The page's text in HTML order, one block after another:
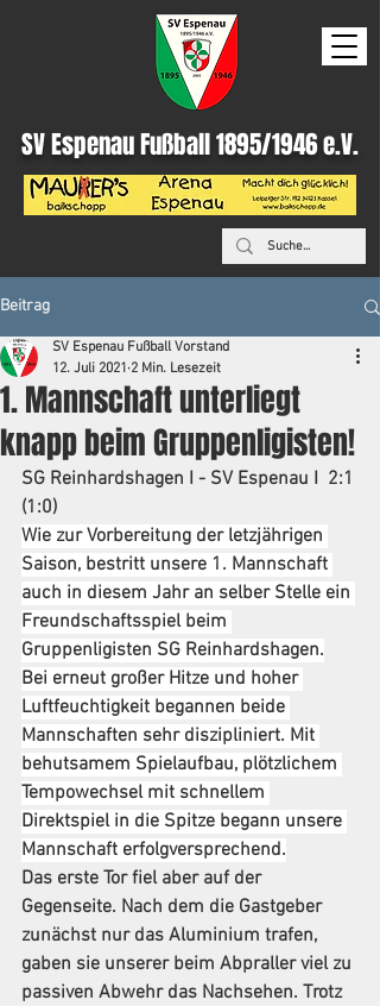
SV Espenau Fußball 1895/1946 e.V.
Beitrag
1. Mannschaft unterliegt
knapp beim Gruppenligisten!
SV Espenau Fußball Vorstand
12. Juli 2021 2 Min. Lesezeit
SG Reinhardshagen I - SV Espenau I  2:1
(1:0)
Wie zur Vorbereitung der letzjährigen
Saison, bestritt unsere 1. Mannschaft
auch in diesem Jahr an selber Stelle ein
Freundschaftsspiel beim
Gruppenligisten SG Reinhardshagen.
Bei erneut großer Hitze und hoher
Luftfeuchtigkeit begannen beide
Mannschaften sehr diszipliniert. Mit
behutsamem Spielaufbau, plötzlichem
Tempowechsel mit schnellem
Direktspiel in die Spitze begann unsere
Mannschaft erfolgversprechend.
Das erste Tor fiel aber auf der
Gegenseite. Nach dem die Gastgeber
zunächst nur das Aluminium trafen,
gaben sie unserer beim Abpraller viel zu
passiven Abwehr das Nachsehen. Trotz